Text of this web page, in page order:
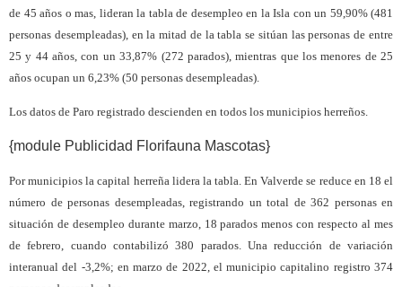
de 45 años o mas, lideran la tabla de desempleo en la Isla con un 59,90% (481
personas desempleadas), en la mitad de la tabla se sitúan las personas de entre
25 y 44 años, con un 33,87% (272 parados), mientras que los menores de 25
años ocupan un 6,23% (50 personas desempleadas).
Los datos de Paro registrado descienden en todos los municipios herreños.
{module Publicidad Florifauna Mascotas}
Por municipios la capital herreña lidera la tabla. En Valverde se reduce en 18 el
número de personas desempleadas, registrando un total de 362 personas en
situación de desempleo durante marzo, 18 parados menos con respecto al mes
de febrero, cuando contabilizó 380 parados. Una reducción de variación
interanual del -3,2%; en marzo de 2022, el municipio capitalino registro 374